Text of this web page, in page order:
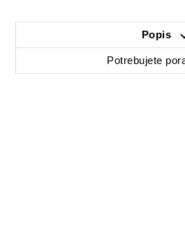
Popis
Potrebujete